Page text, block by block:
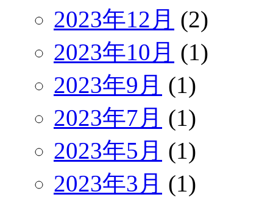
2023年12月 (2)
2023年10月 (1)
2023年9月 (1)
2023年7月 (1)
2023年5月 (1)
2023年3月 (1)